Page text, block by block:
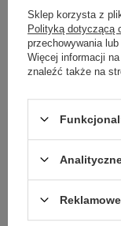
Dell C3422WE
1 230,00 zł /
Chcesz
masz
Sklep korzysta z
Polityką dotyczącą
przechowywania
Więcej informacji
znaleźć także na